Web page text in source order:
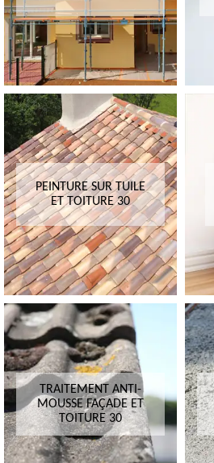
PEINTURE SUR TUILE
ET TOITURE 30
TRAITEMENT ANTI-
MOUSSE FAÇADE ET
TOITURE 30